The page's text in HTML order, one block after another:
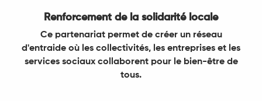
Renforcement de la solidarité locale
Ce partenariat permet de créer un réseau
d'entraide où les collectivités, les entreprises et les
services sociaux collaborent pour le bien-être de
tous.